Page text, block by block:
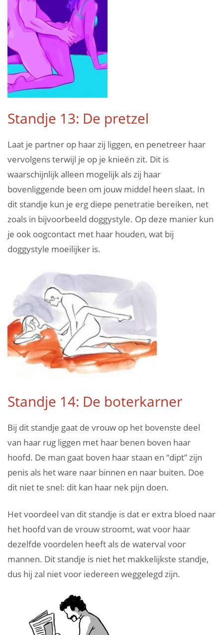
Standje 13: De pretzel
Laat je partner op haar zij liggen, en penetreer haar
vervolgens terwijl je op je knieën zit. Dit is
waarschijnlijk alleen mogelijk als zij haar
bovenliggende been om jouw middel heen slaat. In
dit standje kun je erg diepe penetratie bereiken, net
zoals in bijvoorbeeld doggystyle. Op deze manier kun
je ook oogcontact met haar houden, wat bij
doggystyle moeilijker is.
Standje 14: De boterkarner
Bij dit standje gaat de vrouw op het bovenste deel
van haar rug liggen met haar benen boven haar
hoofd. De man gaat boven haar staan en “dipt” zijn
penis als het ware naar binnen en naar buiten. Doe
dit niet te snel: dit kan haar nek pijn doen.
Het voordeel van dit standje is dat er extra bloed naar
het hoofd van de vrouw stroomt, wat voor haar
dezelfde voordelen heeft als de waterval voor
mannen. Dit standje is niet het makkelijkste standje,
dus hij zal niet voor iedereen weggelegd zijn.